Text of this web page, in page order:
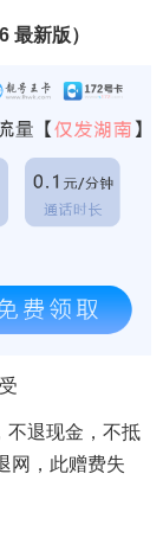
最新版）
不退现金，不抵
网，此赠费失